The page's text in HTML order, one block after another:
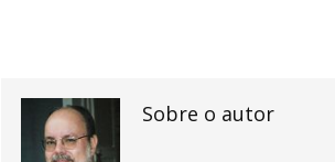
Sobre o autor